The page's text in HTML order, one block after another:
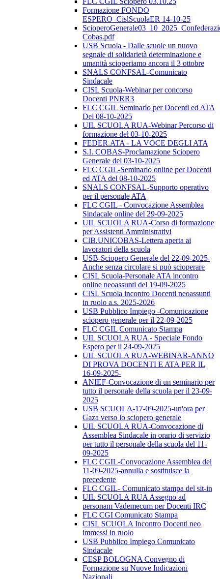
Formazione FONDO
ESPERO_CislScuolaER 14-10-25
Cobas.pdf
USB Scuola - Dalle scuole un nuovo
segnale di solidarietà determinazione e
umanità scioperiamo ancora il 3 ottobre
SNALS CONFSAL-Comunicato
Sindacale
CISL Scuola-Webinar per concorso
Docenti PNRR3
FLC CGIL Seminario per Docenti ed ATA
Del 08-10-2025
UIL SCUOLA RUA-Webinar Percorso di
formazione del 03-10-2025
FEDER.ATA - LA VOCE DEGLI ATA
S.I. COBAS-Proclamazione Sciopero
Generale del 03-10-2025
FLC CGIL-Seminario online per Docenti
ed ATA del 08-10-2025
SNALS CONFSAL-Supporto operativo
per il personale ATA
FLC CGIL - Convocazione Assemblea
Sindacale online del 29-09-2025
UIL SCUOLA RUA-Corso di formazione
per Assistenti Amministrativi
CIB.UNICOBAS-Lettera aperta ai
lavoratori della scuola
USB-Sciopero Generale del 22-09-2025-
Anche senza circolare si può scioperare
CISL Scuola-Personale ATA incontro
online neoassunti del 19-09-2025
CISL Scuola incontro Docenti neoassunti
in ruolo a.s. 2025-2026
USB Pubblico Impiego -Comunicazione
sciopero generale per il 22-09-2025
FLC CGIL Comunicato Stampa
UIL SCUOLA RUA - Speciale Fondo
Espero per il 24-09-2025
UIL SCUOLA RUA-WEBINAR-ANNO
DI PROVA DOCENTI E ATA PER IL
16-09-2025-
ANIEF-Convocazione di un seminario per
tutto il personale della scuola per il 23-09-
2025
USB SCUOLA-17-09-2025-un'ora per
Gaza verso lo sciopero generale
UIL SCUOLA RUA-Convocazione di
Assemblea Sindacale in orario di servizio
per tutto il personale della scuola del 11-
09-2025
FLC CGIL-Convocazione Assemblea del
11-09-2025-annulla e sostituisce la
precedente
FLC CGIL- Comunicato stampa del sit-in
UIL SCUOLA RUA Assegno ad
personam Vademecum per Docenti IRC
FLC CGI Comunicato Stampa
CISL SCUOLA Incontro Docenti neo
immessi in ruolo
USB Pubblico Impiego Comunicato
Sindacale
CESP BOLOGNA Convegno di
Formazione su Nuove Indicazioni
Nazionali